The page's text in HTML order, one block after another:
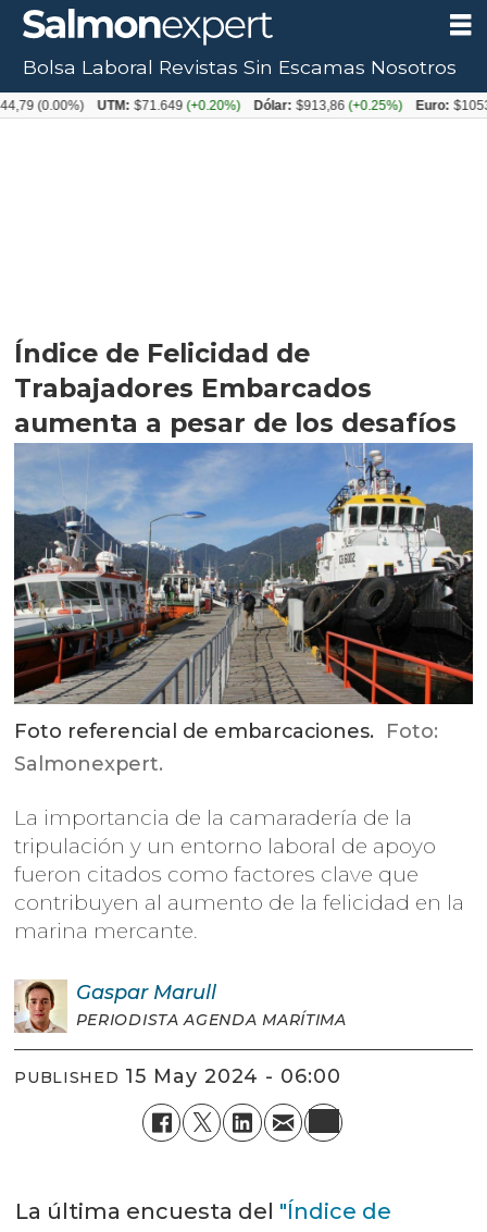
Índice de Felicidad de
Trabajadores Embarcados
aumenta a pesar de los desafíos
Foto referencial de embarcaciones. Foto:
Salmonexpert.
La importancia de la camaradería de la
tripulación y un entorno laboral de apoyo
fueron citados como factores clave que
contribuyen al aumento de la felicidad en la
marina mercante.
Gaspar Marull
PERIODISTA AGENDA MARÍTIMA
PUBLISHED 15 May 2024 - 06:00
La última encuesta del "Índice de
Bolsa Laboral Revistas Sin Escamas Nosotros
UTM: $71.649(+0.20%) Dólar: $913,86(+0.25%) Euro: $1053,08(-